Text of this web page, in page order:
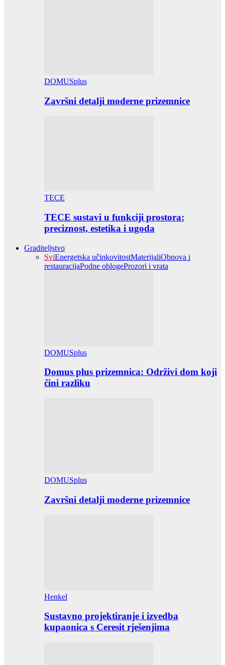
DOMUSplus
Završni detalji moderne prizemnice
TECE
TECE sustavi u funkciji prostora:
preciznost, estetika i ugoda
Graditeljstvo
SviEnergetska učinkovitostMaterijaliObnova i
restauracijaPodne oblogeProzori i vrata
DOMUSplus
Domus plus prizemnica: Održivi dom koji
čini razliku
DOMUSplus
Završni detalji moderne prizemnice
Henkel
Sustavno projektiranje i izvedba
kupaonica s Ceresit rješenjima